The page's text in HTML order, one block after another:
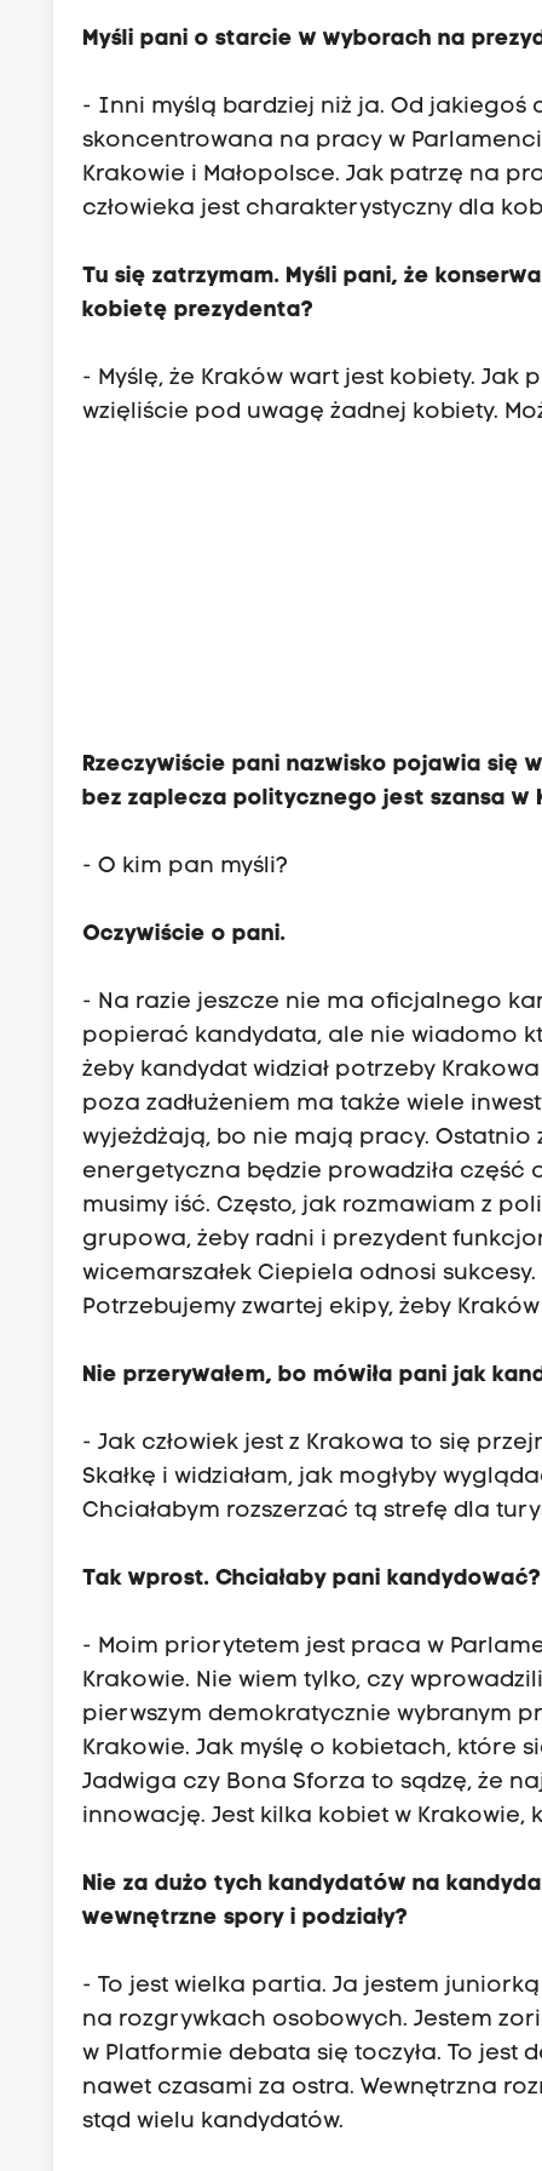
Myśli pani o starcie w wyborach na
- Inni myślą bardziej niż ja. Od jakiegoś
skoncentrowana na pracy w
Krakowie i Małopolsce. Jak patrzę na
człowieka jest charakterystyczny dla
Tu się zatrzymam. Myśli pani, że
kobietę prezydenta?
- Myślę, że Kraków wart jest kobiety.
wzięliście pod uwagę żadnej kobiety.
Rzeczywiście pani nazwisko pojawia się
bez zaplecza politycznego jest szansa w
- O kim pan myśli?
Oczywiście o pani.
- Na razie jeszcze nie ma oficjalnego
popierać kandydata, ale nie wiadomo
żeby kandydat widział potrzeby
poza zadłużeniem ma także wiele
wyjeżdżają, bo nie mają pracy.
energetyczna będzie prowadziła część
musimy iść. Często, jak rozmawiam z
grupowa, żeby radni i prezydent
wicemarszałek Ciepiela odnosi
Potrzebujemy zwartej ekipy, żeby
Nie przerywałem, bo mówiła pani jak
- Jak człowiek jest z Krakowa to się
Skałkę i widziałam, jak mogłyby
Chciałabym rozszerzać tą strefę dla
Tak wprost. Chciałaby pani kandydować?
- Moim priorytetem jest praca w
Krakowie. Nie wiem tylko, czy
pierwszym demokratycznie wybranym
Krakowie. Jak myślę o kobietach, które
Jadwiga czy Bona Sforza to sądzę, że
innowację. Jest kilka kobiet w
Nie za dużo tych kandydatów na
wewnętrzne spory i podziały?
- To jest wielka partia. Ja jestem
na rozgrywkach osobowych. Jestem
w Platformie debata się toczyła. To jest
nawet czasami za ostra. Wewnętrzna
stąd wielu kandydatów.